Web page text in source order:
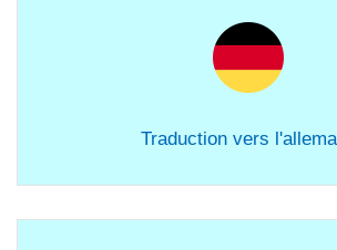
Traduction vers